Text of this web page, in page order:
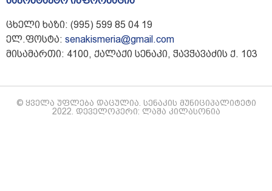
ცხელი ხაზი: (995) 599 85 04 19
ელ.ფოსტა: senakismeria@gmail.com
მისამართი: 4100, ქალაქი სენაკი, ჭავჭავაძის ქ. 103
© ყველა უფლება დაცულია. სენაკის მუნიციპალიტეტი
2022. დეველოპერი: ლაშა კილასონია